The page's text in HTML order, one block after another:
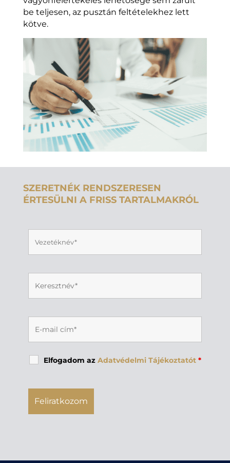
be teljesen, az pusztán feltételekhez lett
kötve.
SZERETNÉK RENDSZERESEN
ÉRTESÜLNI A FRISS TARTALMAKRÓL
Elfogadom az Adatvédelmi Tájékoztatót *